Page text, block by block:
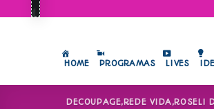
HOME PROGRAMAS LIVES
DECOUPAGE,REDE VIDA,ROSELI